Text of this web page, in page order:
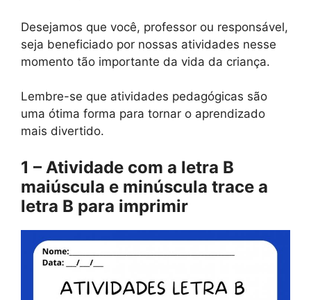
Desejamos que você, professor ou responsável,
seja beneficiado por nossas atividades nesse
momento tão importante da vida da criança.
Lembre-se que atividades pedagógicas são
uma ótima forma para tornar o aprendizado
mais divertido.
1 – Atividade com a letra B
maiúscula e minúscula trace a
letra B para imprimir